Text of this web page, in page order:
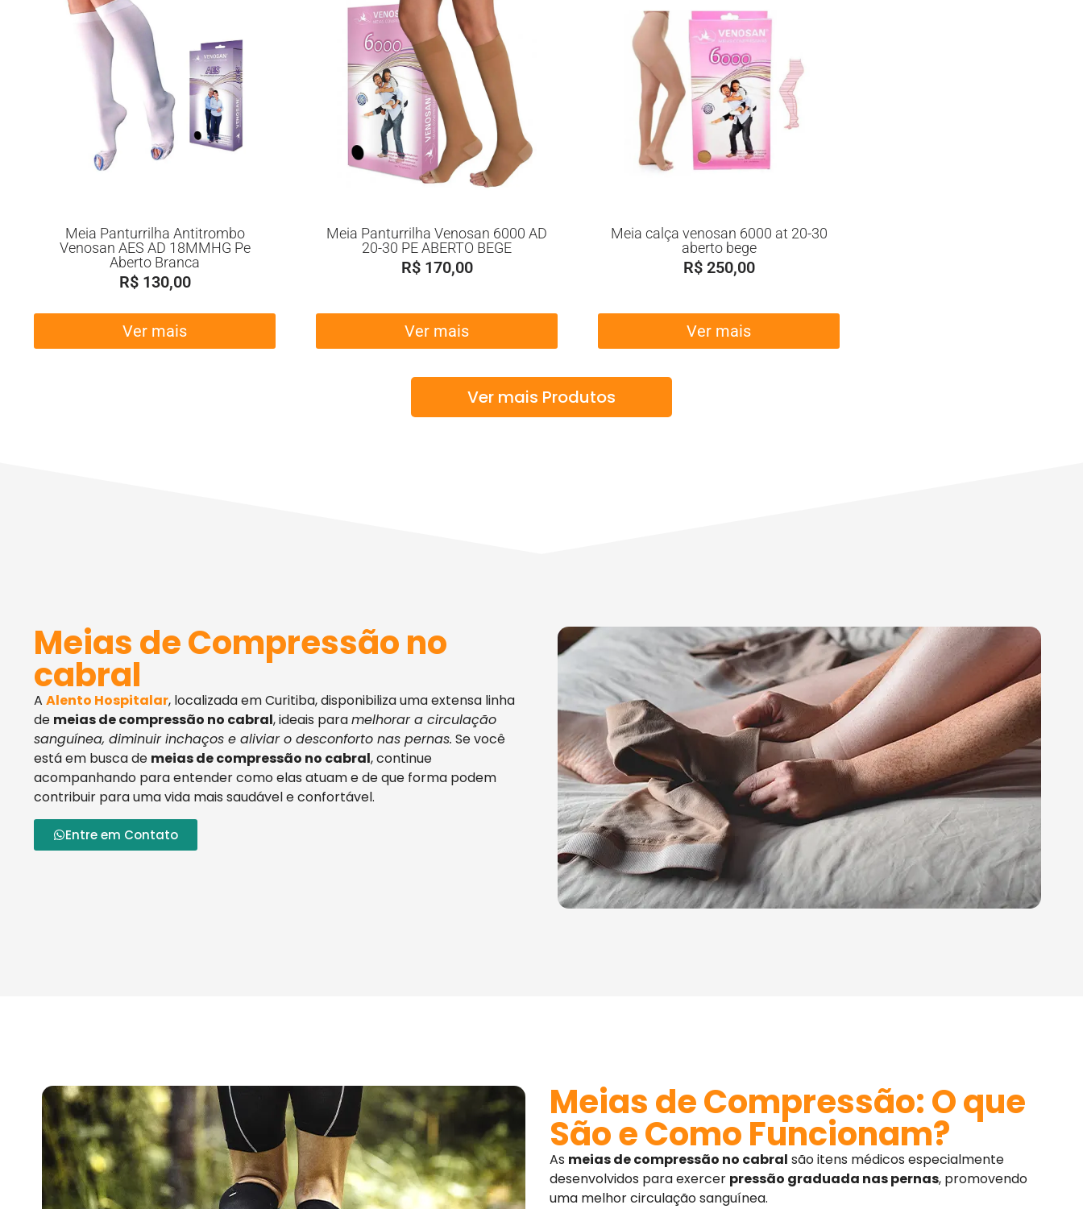
Meia Panturrilha Antitrombo
Venosan AES AD 18MMHG Pe
Aberto Branca
R$130,00
Ver mais
Meia Panturrilha Venosan 6000 AD
20-30 PE ABERTO BEGE
R$170,00
Ver mais
Meia calça venosan 6000 at 20-30
aberto bege
R$250,00
Ver mais
Ver mais Produtos
Meias de Compressão no
cabral
A Alento Hospitalar, localizada em Curitiba, disponibiliza uma extensa linha
de meias de compressão no cabral, ideais paramelhorar a circulação
sanguínea, diminuir inchaços e aliviar o desconforto nas pernas. Se você
está em busca de meias de compressão no cabral, continue
acompanhando para entender como elas atuam e de que forma podem
contribuir para uma vida mais saudável e confortável.
Entre em Contato
Meias de Compressão: O que
São e Como Funcionam?
As meias de compressão no cabral são itens médicos especialmente
desenvolvidos para exercer pressão graduada nas pernas, promovendo
uma melhor circulação sanguínea.